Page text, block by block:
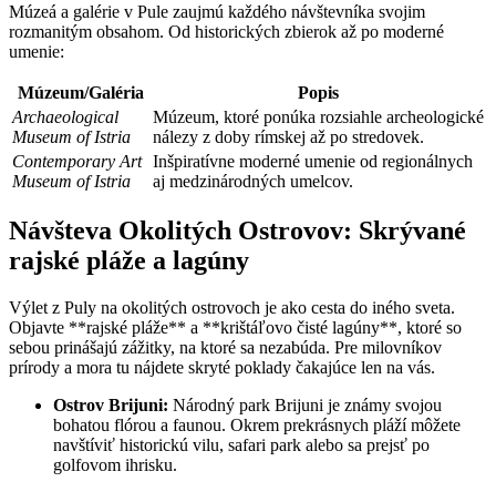
Múzeá a galérie v Pule zaujmú každého návštevníka svojim
rozmanitým obsahom. Od historických zbierok až po moderné
umenie:
Múzeum/Galéria
Popis
Archaeological
Museum of Istria
Múzeum, ktoré ponúka rozsiahle archeologické
nálezy z doby rímskej až po stredovek.
Contemporary Art
Museum of Istria
Inšpiratívne moderné umenie od regionálnych
aj medzinárodných umelcov.
Návšteva Okolitých Ostrovov: Skrývané
rajské pláže a lagúny
Výlet z Puly na okolitých ostrovoch je ako cesta do iného sveta.
Objavte **rajské pláže** a **krištáľovo čisté lagúny**, ktoré so
sebou prinášajú zážitky, na ktoré sa nezabúda. Pre milovníkov
prírody a mora tu nájdete skryté poklady čakajúce len na vás.
Ostrov Brijuni: Národný park Brijuni je známy svojou
bohatou flórou a faunou. Okrem prekrásnych pláží môžete
navštíviť historickú vilu, safari park alebo sa prejsť po
golfovom ihrisku.